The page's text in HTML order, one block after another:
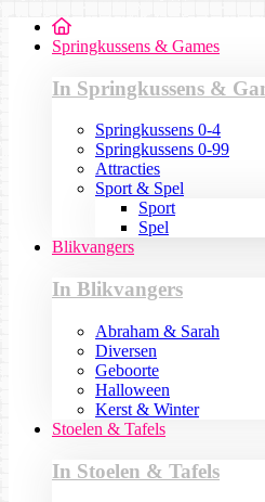
Springkussens & Games
In Springkussens &
Springkussens 0-4
Springkussens 0-99
Attracties
Sport & Spel
Sport
Spel
Blikvangers
In Blikvangers
Abraham & Sarah
Diversen
Geboorte
Halloween
Kerst & Winter
Stoelen & Tafels
In Stoelen & Tafels